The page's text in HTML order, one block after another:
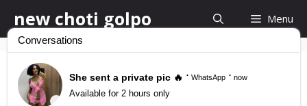
to
content
new choti golpo Menu
Kajer Boua Chodar